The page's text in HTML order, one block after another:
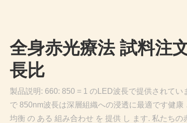
全身赤光療法 試料注
長比
製品説明: 660: 850 = 1 のLED波長で提供されて
で 850nm波長は深層組織への浸透に最適です健康
均衡 の ある 組み合わせ を 提供 し ます. 私たち